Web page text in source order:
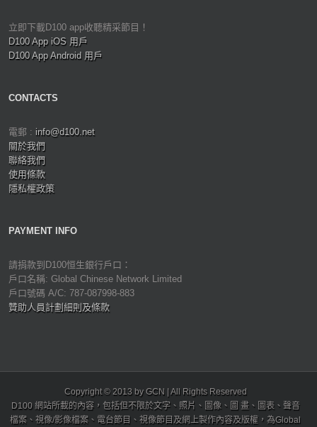
立即下載D100 app收聽精采節目！
D100 App iOS 用戶
D100 App Android 用戶
CONTACTS
電郵 : info@d100.net
關於我們
聯絡我們
使用條款
隱私權政策
PAYMENT INFO
請捐款到D100恒生銀行戶口：
戶口名稱: Global Chinese Network Limited
戶口號碼 A/C: 787-087998-883
贊助人員計劃細則及條款
Copyright © 2013 by GCN | All Rights Reserved
D100 網站所載的內容，包括但不限於文字、照片、圖像、圖 畫、圖表、聲音
檔案、視像/影像檔案、電台節目、視像節目及網上製作內容及版權，為Global